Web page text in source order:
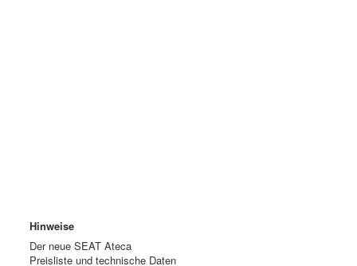
Hinweise
Der neue SEAT Ateca
Preisliste und technische Daten